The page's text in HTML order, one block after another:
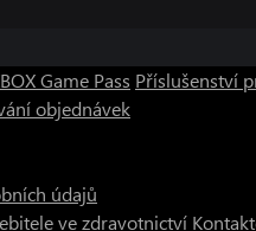
Game Pass Příslušenství
objednávek
údajů
ve zdravotnictví